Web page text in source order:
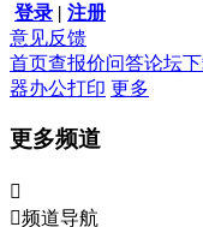
登录 | 注册
意见反馈
首页查报价问答论坛
器办公打印 更多
更多频道

频道导航